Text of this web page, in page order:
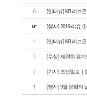
6 [인터뷰] KB 리브
☞ [행사] 2019 리슈
4 [인터뷰] KB 리브
3 [수상] 제24회 경
2 [기사] 조선일보｜
1 [행사] 9월 문화의